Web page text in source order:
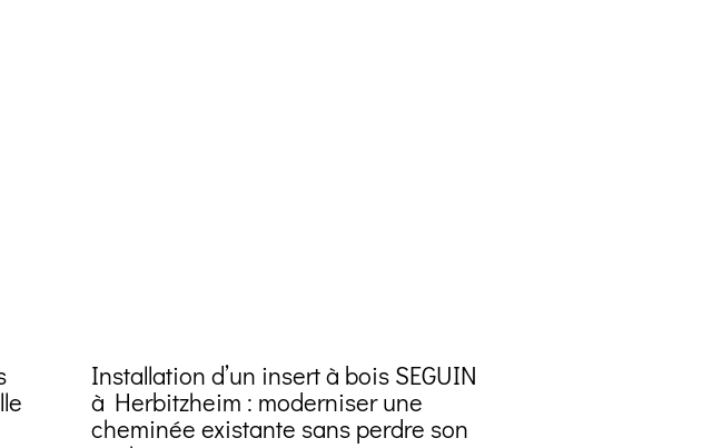
Installation d’un insert à bois SEGUIN
à Herbitzheim : moderniser une
cheminée existante sans perdre son